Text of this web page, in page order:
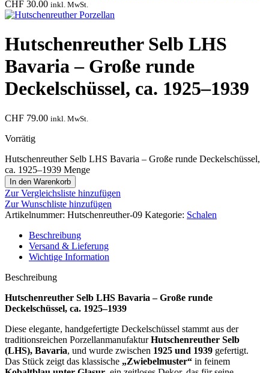
CHF 30.00 inkl. MwSt.
Hutschenreuther Selb LHS
Bavaria – Große runde
Deckelschüssel, ca. 1925–1939
CHF 79.00 inkl. MwSt.
Vorrätig
Hutschenreuther Selb LHS Bavaria – Große runde Deckelschüssel,
ca. 1925–1939 Menge
In den Warenkorb
Zur Vergleichsliste hinzufügen
Zur Wunschliste hinzufügen
Artikelnummer: Hutschenreuther-09 Kategorie: Schalen
Beschreibung
Versand & Lieferung
Wichtige Information
Beschreibung
Hutschenreuther Selb LHS Bavaria – Große runde
Deckelschüssel, ca. 1925–1939
Diese elegante, handgefertigte Deckelschüssel stammt aus der
traditionsreichen PorzellanmanufakturHutschenreuther Selb
(LHS), Bavaria, und wurde zwischen 1925 und 1939 gefertigt.
Das Stück zeigt das klassische „Zwiebelmuster“ in feinem